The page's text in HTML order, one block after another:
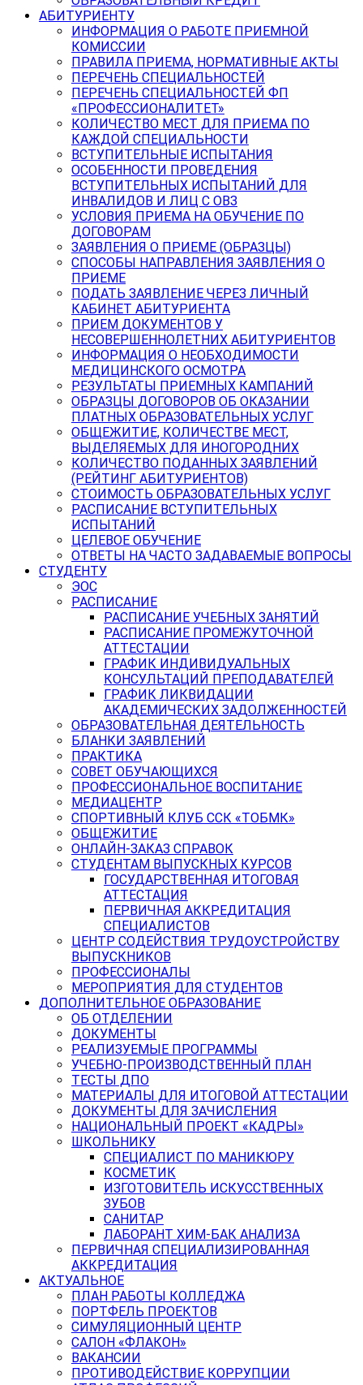
АБИТУРИЕНТУ
ИНФОРМАЦИЯ О РАБОТЕ ПРИЕМНОЙ
КОМИССИИ
ПРАВИЛА ПРИЕМА, НОРМАТИВНЫЕ АКТЫ
ПЕРЕЧЕНЬ СПЕЦИАЛЬНОСТЕЙ
ПЕРЕЧЕНЬ СПЕЦИАЛЬНОСТЕЙ ФП
«ПРОФЕССИОНАЛИТЕТ»
КОЛИЧЕСТВО МЕСТ ДЛЯ ПРИЕМА ПО
КАЖДОЙ СПЕЦИАЛЬНОСТИ
ВСТУПИТЕЛЬНЫЕ ИСПЫТАНИЯ
ОСОБЕННОСТИ ПРОВЕДЕНИЯ
ВСТУПИТЕЛЬНЫХ ИСПЫТАНИЙ ДЛЯ
ИНВАЛИДОВ И ЛИЦ С ОВЗ
УСЛОВИЯ ПРИЕМА НА ОБУЧЕНИЕ ПО
ДОГОВОРАМ
ЗАЯВЛЕНИЯ О ПРИЕМЕ (ОБРАЗЦЫ)
СПОСОБЫ НАПРАВЛЕНИЯ ЗАЯВЛЕНИЯ О
ПРИЕМЕ
ПОДАТЬ ЗАЯВЛЕНИЕ ЧЕРЕЗ ЛИЧНЫЙ
КАБИНЕТ АБИТУРИЕНТА
ПРИЕМ ДОКУМЕНТОВ У
НЕСОВЕРШЕННОЛЕТНИХ АБИТУРИЕНТОВ
ИНФОРМАЦИЯ О НЕОБХОДИМОСТИ
МЕДИЦИНСКОГО ОСМОТРА
РЕЗУЛЬТАТЫ ПРИЕМНЫХ КАМПАНИЙ
ОБРАЗЦЫ ДОГОВОРОВ ОБ ОКАЗАНИИ
ПЛАТНЫХ ОБРАЗОВАТЕЛЬНЫХ УСЛУГ
ОБЩЕЖИТИЕ, КОЛИЧЕСТВЕ МЕСТ,
ВЫДЕЛЯЕМЫХ ДЛЯ ИНОГОРОДНИХ
КОЛИЧЕСТВО ПОДАННЫХ ЗАЯВЛЕНИЙ
(РЕЙТИНГ АБИТУРИЕНТОВ)
СТОИМОСТЬ ОБРАЗОВАТЕЛЬНЫХ УСЛУГ
РАСПИСАНИЕ ВСТУПИТЕЛЬНЫХ
ИСПЫТАНИЙ
ЦЕЛЕВОЕ ОБУЧЕНИЕ
ОТВЕТЫ НА ЧАСТО ЗАДАВАЕМЫЕ ВОПРОСЫ
СТУДЕНТУ
ЭОС
РАСПИСАНИЕ
РАСПИСАНИЕ УЧЕБНЫХ ЗАНЯТИЙ
РАСПИСАНИЕ ПРОМЕЖУТОЧНОЙ
АТТЕСТАЦИИ
ГРАФИК ИНДИВИДУАЛЬНЫХ
КОНСУЛЬТАЦИЙ ПРЕПОДАВАТЕЛЕЙ
ГРАФИК ЛИКВИДАЦИИ
АКАДЕМИЧЕСКИХ ЗАДОЛЖЕННОСТЕЙ
ОБРАЗОВАТЕЛЬНАЯ ДЕЯТЕЛЬНОСТЬ
БЛАНКИ ЗАЯВЛЕНИЙ
ПРАКТИКА
СОВЕТ ОБУЧАЮЩИХСЯ
ПРОФЕССИОНАЛЬНОЕ ВОСПИТАНИЕ
МЕДИАЦЕНТР
СПОРТИВНЫЙ КЛУБ ССК «ТОБМК»
ОБЩЕЖИТИЕ
ОНЛАЙН-ЗАКАЗ СПРАВОК
СТУДЕНТАМ ВЫПУСКНЫХ КУРСОВ
ГОСУДАРСТВЕННАЯ ИТОГОВАЯ
АТТЕСТАЦИЯ
ПЕРВИЧНАЯ АККРЕДИТАЦИЯ
СПЕЦИАЛИСТОВ
ЦЕНТР СОДЕЙСТВИЯ ТРУДОУСТРОЙСТВУ
ВЫПУСКНИКОВ
ПРОФЕССИОНАЛЫ
МЕРОПРИЯТИЯ ДЛЯ СТУДЕНТОВ
ДОПОЛНИТЕЛЬНОЕ ОБРАЗОВАНИЕ
ОБ ОТДЕЛЕНИИ
ДОКУМЕНТЫ
РЕАЛИЗУЕМЫЕ ПРОГРАММЫ
УЧЕБНО-ПРОИЗВОДСТВЕННЫЙ ПЛАН
ТЕСТЫ ДПО
МАТЕРИАЛЫ ДЛЯ ИТОГОВОЙ АТТЕСТАЦИИ
ДОКУМЕНТЫ ДЛЯ ЗАЧИСЛЕНИЯ
НАЦИОНАЛЬНЫЙ ПРОЕКТ «КАДРЫ»
ШКОЛЬНИКУ
СПЕЦИАЛИСТ ПО МАНИКЮРУ
КОСМЕТИК
ИЗГОТОВИТЕЛЬ ИСКУССТВЕННЫХ
ЗУБОВ
САНИТАР
ЛАБОРАНТ ХИМ-БАК АНАЛИЗА
ПЕРВИЧНАЯ СПЕЦИАЛИЗИРОВАННАЯ
АККРЕДИТАЦИЯ
АКТУАЛЬНОЕ
ПЛАН РАБОТЫ КОЛЛЕДЖА
ПОРТФЕЛЬ ПРОЕКТОВ
СИМУЛЯЦИОННЫЙ ЦЕНТР
САЛОН «ФЛАКОН»
ВАКАНСИИ
ПРОТИВОДЕЙСТВИЕ КОРРУПЦИИ